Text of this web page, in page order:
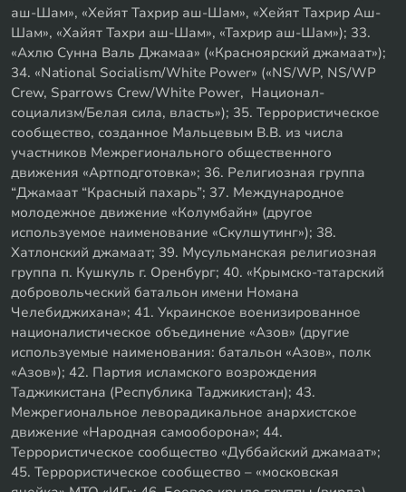
аш-Шам», «Хейят Тахрир аш-Шам», «Хейят Тахрир Аш-
Шам», «Хайят Тахри аш-Шам», «Тахрир аш-Шам»); 33.
«Ахлю Сунна Валь Джамаа» («Красноярский джамаат»);
34. «National Socialism/White Power» («NS/WP, NS/WP
Crew, Sparrows Crew/White Power, Национал-
социализм/Белая сила, власть»); 35. Террористическое
сообщество, созданное Мальцевым В.В. из числа
участников Межрегионального общественного
движения «Артподготовка»; 36. Религиозная группа
“Джамаат “Красный пахарь”; 37. Международное
молодежное движение «Колумбайн» (другое
используемое наименование «Скулшутинг»); 38.
Хатлонский джамаат; 39. Мусульманская религиозная
группа п. Кушкуль г. Оренбург; 40. «Крымско-татарский
добровольческий батальон имени Номана
Челебиджихана»; 41. Украинское военизированное
националистическое объединение «Азов» (другие
используемые наименования: батальон «Азов», полк
«Азов»); 42. Партия исламского возрождения
Таджикистана (Республика Таджикистан); 43.
Межрегиональное леворадикальное анархистское
движение «Народная самооборона»; 44.
Террористическое сообщество «Дуббайский джамаат»;
45. Террористическое сообщество – «московская